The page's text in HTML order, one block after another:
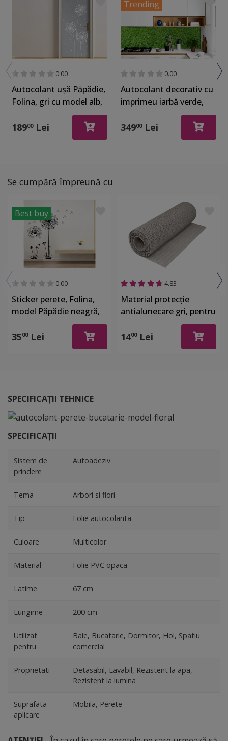
poate aplica pe perete, mobilier sau faianţă
0.00
Autocolant uşă Păpădie,
Folina, gri cu model alb,
rola de 92x205 cm
18900Lei
Trending
0.00
Autocolant decorativ cu
imprimeu iarbă verde,
Folina, rolă de 80x400
cm
34900Lei
Se cumpără împreună cu
Best buy
0.00
Sticker perete, Folina,
model Păpădie neagră,
3500Lei
4.83
Material protecţie
antialunecare gri, pentru
sertare şi rafturi, rolă de
60x100 cm
1400Lei
SPECIFICAȚII TEHNICE
SPECIFICAȚII
Sistem de
prindere
Autoadeziv
Tema Arbori si flori
Tip Folie autocolanta
Culoare Multicolor
Material Folie PVC opaca
Latime 67 cm
Lungime 200 cm
Utilizat
pentru
Baie, Bucatarie, Dormitor, Hol, Spatiu
comercial
Proprietati
Detasabil, Lavabil, Rezistent la apa,
Rezistent la lumina
Suprafata
aplicare
Mobila, Perete